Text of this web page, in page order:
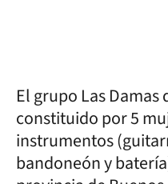
El grupo Las
constituido por 5
instrumentos
bandoneón y